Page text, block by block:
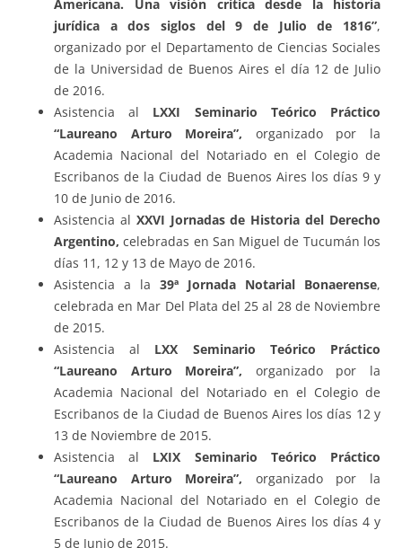
Americana. Una visión crítica desde la historia
jurídica a dos siglos del 9 de Julio de 1816”,
organizado por el Departamento de Ciencias Sociales
de la Universidad de Buenos Aires el día 12 de Julio
de 2016.
Asistencia al LXXI Seminario Teórico Práctico
“Laureano Arturo Moreira”, organizado por la
Academia Nacional del Notariado en el Colegio de
Escribanos de la Ciudad de Buenos Aires los días 9 y
10 de Junio de 2016.
Asistencia al XXVI Jornadas de Historia del Derecho
Argentino, celebradas en San Miguel de Tucumán los
días 11, 12 y 13 de Mayo de 2016.
Asistencia a la 39ª Jornada Notarial Bonaerense,
celebrada en Mar Del Plata del 25 al 28 de Noviembre
de 2015.
Asistencia al LXX Seminario Teórico Práctico
“Laureano Arturo Moreira”, organizado por la
Academia Nacional del Notariado en el Colegio de
Escribanos de la Ciudad de Buenos Aires los días 12 y
13 de Noviembre de 2015.
Asistencia al LXIX Seminario Teórico Práctico
“Laureano Arturo Moreira”, organizado por la
Academia Nacional del Notariado en el Colegio de
Escribanos de la Ciudad de Buenos Aires los días 4 y
5 de Junio de 2015.